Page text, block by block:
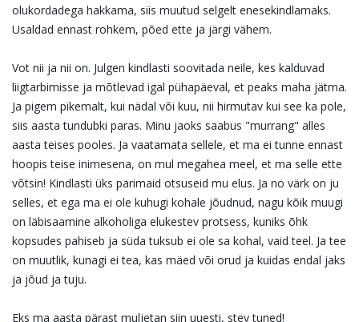
olukordadega hakkama, siis muutud selgelt enesekindlamaks.
Usaldad ennast rohkem, põed ette ja järgi vähem.
Vot nii ja nii on. Julgen kindlasti soovitada neile, kes kalduvad
liigtarbimisse ja mõtlevad igal pühapäeval, et peaks maha jätma.
Ja pigem pikemalt, kui nädal või kuu, nii hirmutav kui see ka pole,
siis aasta tundubki paras. Minu jaoks saabus "murrang" alles
aasta teises pooles. Ja vaatamata sellele, et ma ei tunne ennast
hoopis teise inimesena, on mul megahea meel, et ma selle ette
võtsin! Kindlasti üks parimaid otsuseid mu elus. Ja no värk on ju
selles, et ega ma ei ole kuhugi kohale jõudnud, nagu kõik muugi
on läbisaamine alkoholiga elukestev protsess, kuniks õhk
kopsudes pahiseb ja süda tuksub ei ole sa kohal, vaid teel. Ja tee
on muutlik, kunagi ei tea, kas mäed või orud ja kuidas endal jaks
ja jõud ja tuju.
Eks ma aasta pärast muljetan siin uuesti, stey tuned!